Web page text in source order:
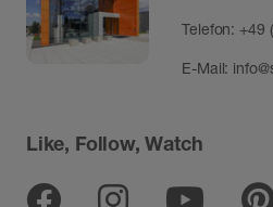
Telefon:+49
E-Mail:
Like, Follow, Watch
Facebook